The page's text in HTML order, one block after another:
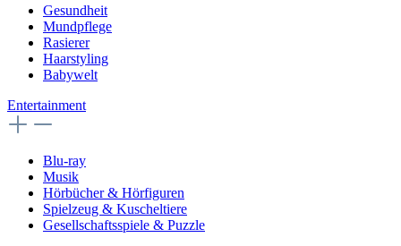
Gesundheit
Mundpflege
Rasierer
Haarstyling
Babywelt
Entertainment
Blu-ray
Musik
Hörbücher & Hörfiguren
Spielzeug & Kuscheltiere
Gesellschaftsspiele & Puzzle